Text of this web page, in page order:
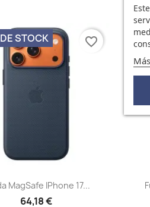
Vista rápida
MagSafe IPhone 17...
64,18 €
STOCK favorite_border